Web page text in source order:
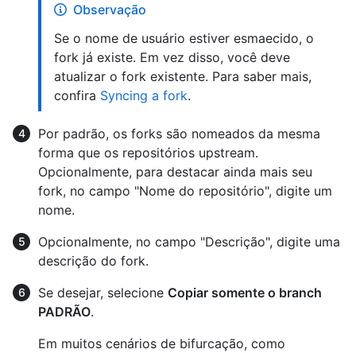
Observação
Se o nome de usuário estiver esmaecido, o
fork já existe. Em vez disso, você deve
atualizar o fork existente. Para saber mais,
confira Syncing a fork.
Por padrão, os forks são nomeados da mesma
forma que os repositórios upstream.
Opcionalmente, para destacar ainda mais seu
fork, no campo "Nome do repositório", digite um
nome.
Opcionalmente, no campo "Descrição", digite uma
descrição do fork.
Se desejar, selecione Copiar somente o branch
PADRÃO.
Em muitos cenários de bifurcação, como